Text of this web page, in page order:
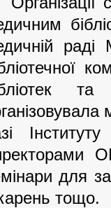
раді
для
тощо.